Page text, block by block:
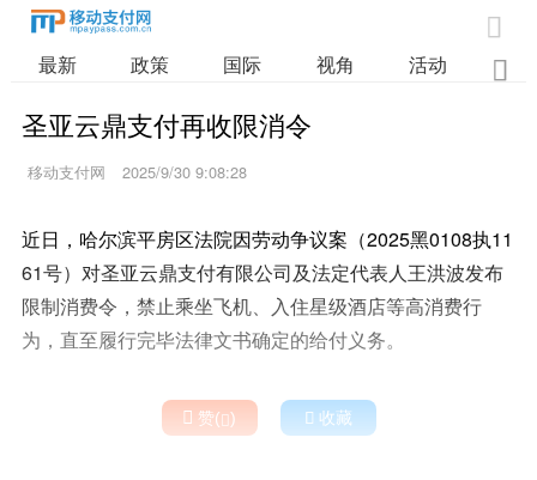

最新 政策 国际 视角 活动 业

圣亚云鼎支付再收限消令
移动支付网 2025/9/30 9:08:28
近日，哈尔滨平房区法院因劳动争议案（2025黑0108执11
61号）对圣亚云鼎支付有限公司及法定代表人王洪波发布
限制消费令，禁止乘坐飞机、入住星级酒店等高消费行
为，直至履行完毕法律文书确定的给付义务。
 赞()  收藏